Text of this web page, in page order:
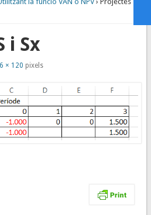
i Sx
× 120 pixels